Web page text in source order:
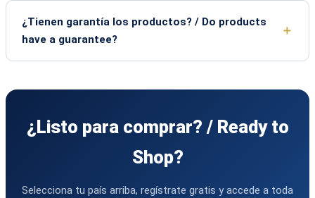
¿Tienen garantía los productos? / Do products
have a guarantee?
¿Listo para comprar? / Ready to
Shop?
Selecciona tu país arriba, regístrate gratis y accede a toda